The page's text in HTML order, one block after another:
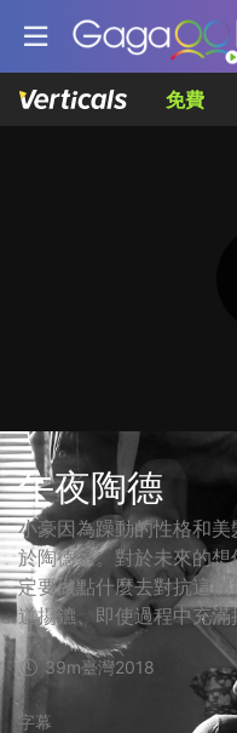
免費
午夜陶德
小豪因為躁動的性格和
於陶德家。對於未來的
定要做點什麼去對抗這
道揚鑣、即使過程中充
39m臺灣2018
字幕